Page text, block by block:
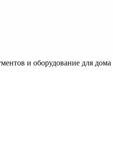
и оборудование для дома